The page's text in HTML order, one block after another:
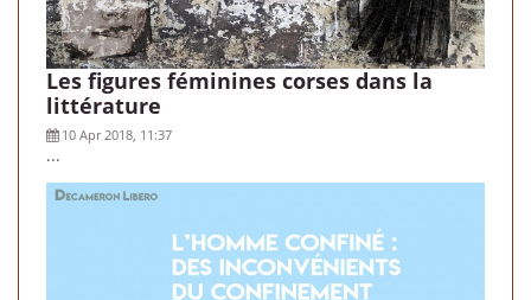
Les figures féminines corses dans la
littérature
10 Apr 2018, 11:37
...